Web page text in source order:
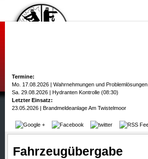
Termine:
Mo. 17.08.2026 | Wahrnehmungen und Problemlösungen
Sa. 29.08.2026 | Hydranten Kontrolle (08:30)
Letzter Einsatz:
23.05.2026 | Brandmeldeanlage Am Twistelmoor
Fahrzeugübergabe